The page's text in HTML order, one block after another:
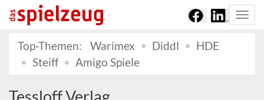
Top-Themen:
Warimex Diddl
HDE
Steiff
Amigo Spiele